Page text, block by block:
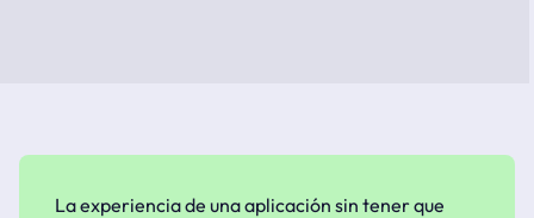
La experiencia de una aplicación sin tener que